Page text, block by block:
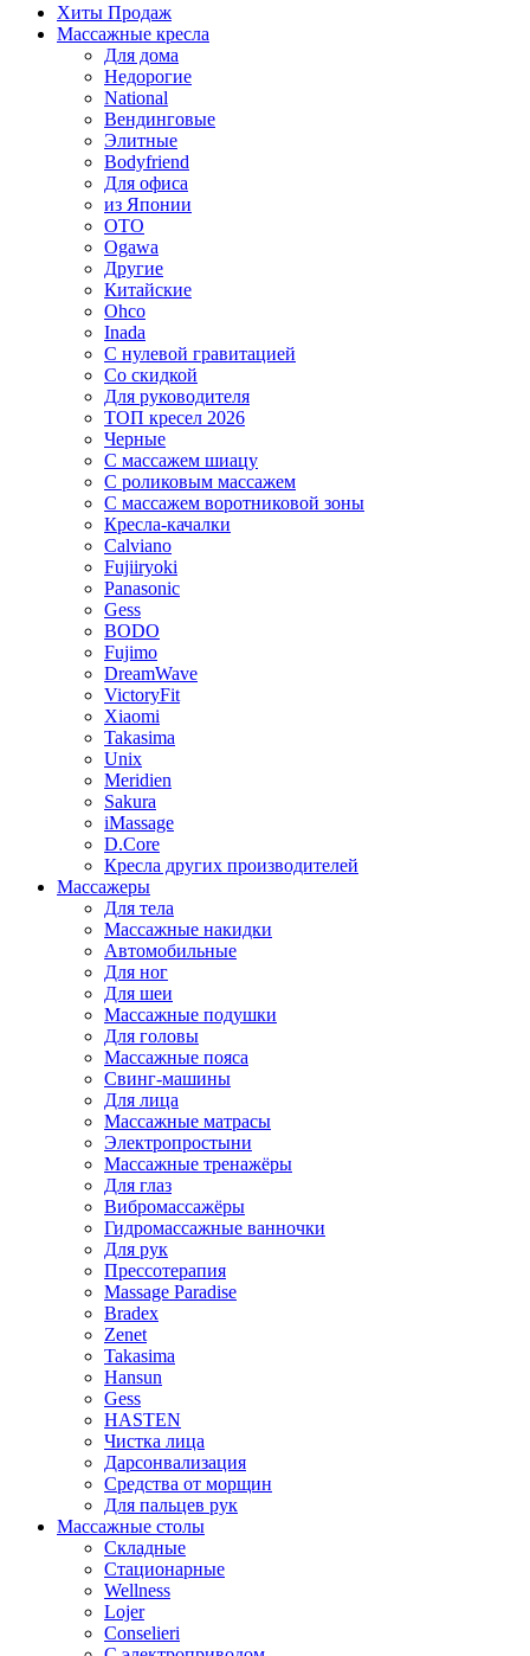
Хиты Продаж
Массажные кресла
Для дома
Недорогие
National
Вендинговые
Элитные
Bodyfriend
Для офиса
из Японии
OTO
Ogawa
Другие
Китайские
Ohco
Inada
С нулевой гравитацией
Со скидкой
Для руководителя
ТОП кресел 2026
Черные
С массажем шиацу
С роликовым массажем
С массажем воротниковой зоны
Кресла-качалки
Calviano
Fujiiryoki
Panasonic
Gess
BODO
Fujimo
DreamWave
VictoryFit
Xiaomi
Takasima
Unix
Meridien
Sakura
iMassage
D.Core
Кресла других производителей
Массажеры
Для тела
Массажные накидки
Автомобильные
Для ног
Для шеи
Массажные подушки
Для головы
Массажные пояса
Свинг-машины
Для лица
Массажные матрасы
Электропростыни
Массажные тренажёры
Для глаз
Вибромассажёры
Гидромассажные ванночки
Для рук
Прессотерапия
Massage Paradise
Bradex
Zenet
Takasima
Hansun
Gess
HASTEN
Чистка лица
Дарсонвализация
Средства от морщин
Для пальцев рук
Массажные столы
Складные
Стационарные
Wellness
Lojer
Conselieri